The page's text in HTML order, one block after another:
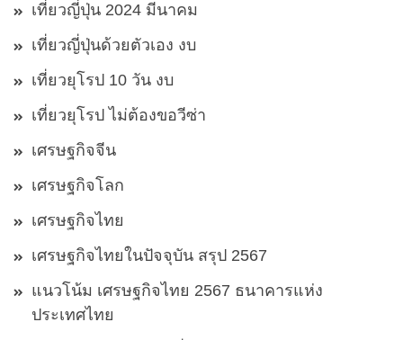
เที่ยวญี่ปุ่น 2024 มีนาคม
เที่ยวญี่ปุ่นด้วยตัวเอง งบ
เที่ยวยุโรป 10 วัน งบ
เที่ยวยุโรป ไม่ต้องขอวีซ่า
เศรษฐกิจจีน
เศรษฐกิจโลก
เศรษฐกิจไทย
เศรษฐกิจไทยในปัจจุบัน สรุป 2567
แนวโน้ม เศรษฐกิจไทย 2567 ธนาคารแห่ง
ประเทศไทย